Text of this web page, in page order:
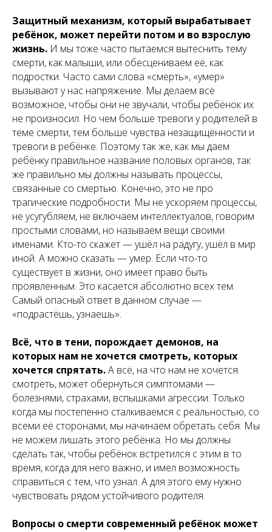
Защитный механизм, который вырабатывает
ребёнок, может перейти потом и во взрослую
жизнь. И мы тоже часто пытаемся вытеснить тему
смерти, как малыши, или обесцениваем её, как
подростки. Часто сами слова «смерть», «умер»
вызывают у нас напряжение. Мы делаем всё
возможное, чтобы они не звучали, чтобы ребёнок их
не произносил. Но чем больше тревоги у родителей в
теме смерти, тем больше чувства незащищённости и
тревоги в ребёнке. Поэтому так же, как мы даем
ребёнку правильное название половых органов, так
же правильно мы должны называть процессы,
связанные со смертью. Конечно, это не про
трагические подробности. Мы не ускоряем процессы,
не усугубляем, не включаем интеллектуалов, говорим
простыми словами, но называем вещи своими
именами. Кто-то скажет — ушёл на радугу, ушёл в мир
иной. А можно сказать — умер. Если что-то
существует в жизни, оно имеет право быть
проявленным. Это касается абсолютно всех тем.
Самый опасный ответ в данном случае —
«подрастёшь, узнаешь».
Всё, что в тени, порождает демонов, на
которых нам не хочется смотреть, которых
хочется спрятать.А всё, на что нам не хочется
смотреть, может обернуться симптомами —
болезнями, страхами, вспышками агрессии. Только
когда мы постепенно сталкиваемся с реальностью, со
всеми её сторонами, мы начинаем обретать себя. Мы
не можем лишать этого ребёнка. Но мы должны
сделать так, чтобы ребёнок встретился с этим в то
время, когда для него важно, и имел возможность
справиться с тем, что узнал. А для этого ему нужно
чувствовать рядом устойчивого родителя.
Вопросы о смерти современный ребёнок может